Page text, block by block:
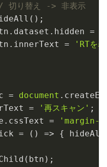
切り替え -> 非表示
=
=
'RTを
= document
=
'再スキャン' ;
=
'margin-
=
() => {